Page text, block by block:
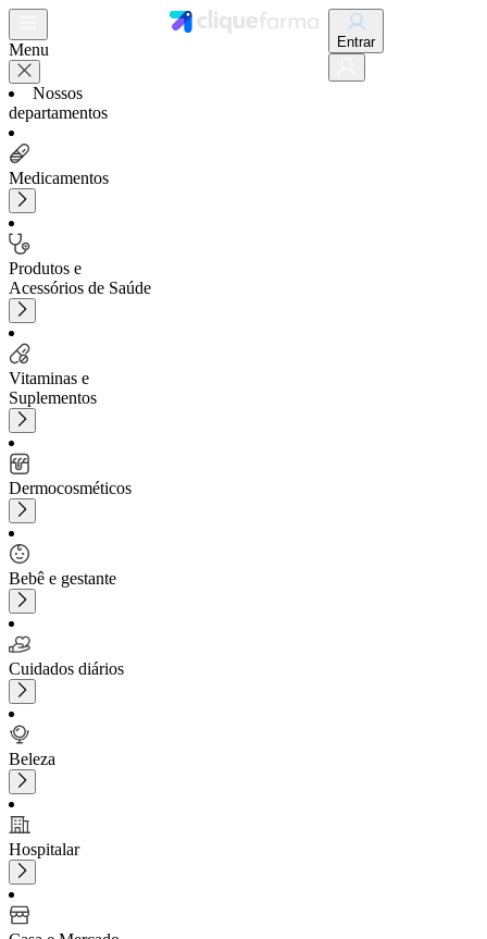
Menu
Nossos
departamentos
Medicamentos
Produtos e
Acessórios de Saúde
Vitaminas e
Suplementos
Dermocosméticos
Bebê e gestante
Cuidados diários
Beleza
Hospitalar
Entrar